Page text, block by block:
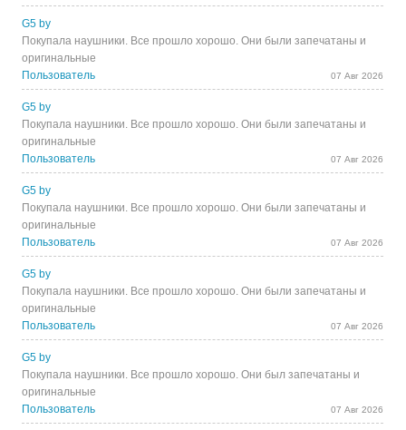
G5 by
Покупала наушники. Все прошло хорошо. Они были запечатаны и
оригинальные
Пользователь
07 Авг 2026
G5 by
Покупала наушники. Все прошло хорошо. Они были запечатаны и
оригинальные
Пользователь
07 Авг 2026
G5 by
Покупала наушники. Все прошло хорошо. Они были запечатаны и
оригинальные
Пользователь
07 Авг 2026
G5 by
Покупала наушники. Все прошло хорошо. Они были запечатаны и
оригинальные
Пользователь
07 Авг 2026
G5 by
Покупала наушники. Все прошло хорошо. Они был запечатаны и
оригинальные
Пользователь
07 Авг 2026